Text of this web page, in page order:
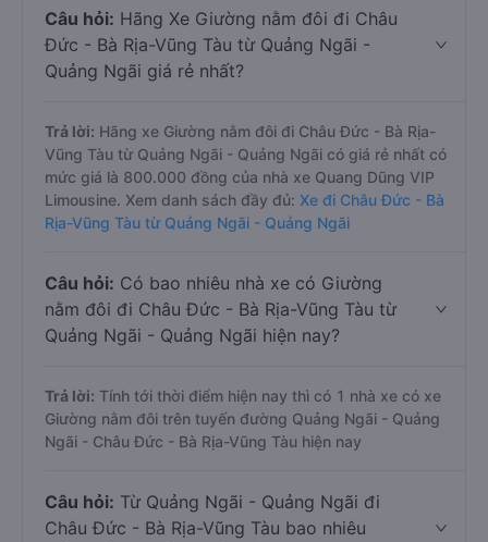
Câu hỏi: Hãng Xe Giường nằm đôi đi Châu
Đức - Bà Rịa-Vũng Tàu từ Quảng Ngãi -
Quảng Ngãi giá rẻ nhất?
Trả lời: Hãng xe Giường nằm đôi đi Châu Đức - Bà Rịa-
Vũng Tàu từ Quảng Ngãi - Quảng Ngãi có giá rẻ nhất có
mức giá là 800.000 đồng của nhà xe Quang Dũng VIP
Limousine. Xem danh sách đầy đủ: Xe đi Châu Đức - Bà
Rịa-Vũng Tàu từ Quảng Ngãi - Quảng Ngãi
Câu hỏi: Có bao nhiêu nhà xe có Giường
nằm đôi đi Châu Đức - Bà Rịa-Vũng Tàu từ
Quảng Ngãi - Quảng Ngãi hiện nay?
Trả lời: Tính tới thời điểm hiện nay thì có 1 nhà xe có xe
Giường nằm đôi trên tuyến đường Quảng Ngãi - Quảng
Ngãi - Châu Đức - Bà Rịa-Vũng Tàu hiện nay
Câu hỏi: Từ Quảng Ngãi - Quảng Ngãi đi
Châu Đức - Bà Rịa-Vũng Tàu bao nhiêu